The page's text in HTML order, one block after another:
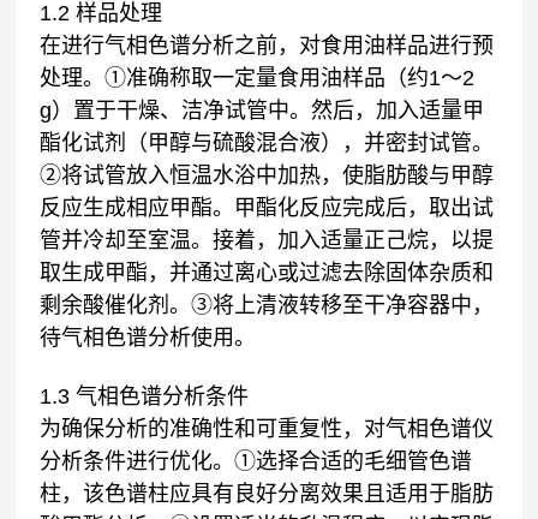
1.2 样品处理
在进行气相色谱分析之前，对食用油样品进行预
处理。①准确称取一定量食用油样品（约1～2
g）置于干燥、洁净试管中。然后，加入适量甲
酯化试剂（甲醇与硫酸混合液），并密封试管。
②将试管放入恒温水浴中加热，使脂肪酸与甲醇
反应生成相应甲酯。甲酯化反应完成后，取出试
管并冷却至室温。接着，加入适量正己烷，以提
取生成甲酯，并通过离心或过滤去除固体杂质和
剩余酸催化剂。③将上清液转移至干净容器中，
待气相色谱分析使用。
1.3 气相色谱分析条件
为确保分析的准确性和可重复性，对气相色谱仪
分析条件进行优化。①选择合适的毛细管色谱
柱，该色谱柱应具有良好分离效果且适用于脂肪